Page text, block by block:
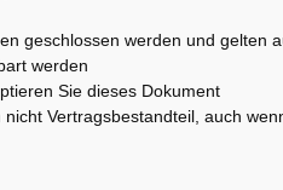
geschlossen werden und gelten
werden
Sie dieses Dokument
Vertragsbestandteil, auch